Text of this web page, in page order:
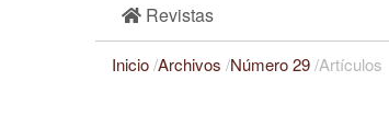
Revistas
Inicio/Archivos /Número 29/Artículos